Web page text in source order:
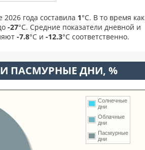
года составила 1°С. В то время как
-27°C. Средние показатели дневной и
-7.8°С и -12.3°С соответственно.
ПАСМУРНЫЕ ДНИ, %
Солнечные
дни
Облачные
дни
Пасмурные
дни